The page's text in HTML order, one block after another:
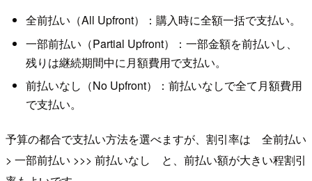
全前払い（All Upfront）：購入時に全額一括で支払い。
一部前払い（Partial Upfront）：一部金額を前払いし、
残りは継続期間中に月額費用で支払い。
前払いなし（No Upfront）：前払いなしで全て月額費用
で支払い。
予算の都合で支払い方法を選べますが、割引率は 全前払い
> 一部前払い >>> 前払いなし と、前払い額が大きい程割引